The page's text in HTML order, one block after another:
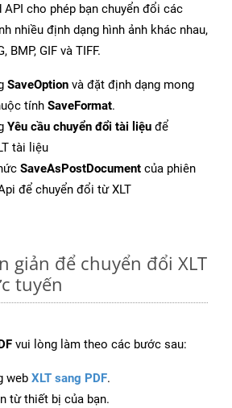
cho phép bạn chuyển đổi các
nhiều định dạng hình ảnh khác nhau,
BMP, GIF và TIFF.
SaveOption và đặt định dạng mong
tính SaveFormat.
Yêu cầu chuyển đổi tài liệu để
tài liệu
SaveAsPostDocument của phiên
để chuyển đổi từ XLT
giản để chuyển đổi XLT
tuyến
vui lòng làm theo các bước sau:
web XLT sang PDF.
từ thiết bị của bạn.